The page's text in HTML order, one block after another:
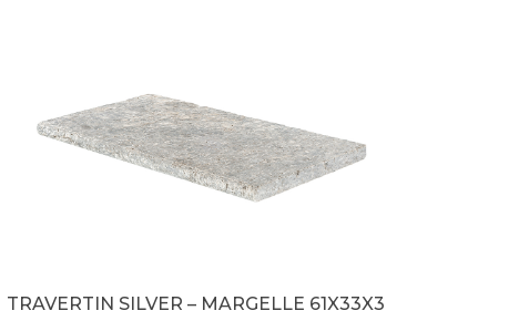
TRAVERTIN SILVER – MARGELLE 61X33X3